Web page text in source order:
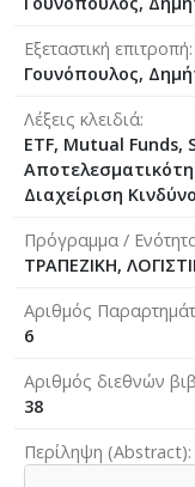
Εξεταστική επιτροπή
Γουνόπουλος,
Λέξεις κλειδιά
ETF, Mutual Funds,
Διαχείριση
Πρόγραμμα /
ΤΡΑΠΕΖΙΚΗ,
Αριθμός
6
Αριθμός διεθνών
38
Περίληψη (Abstract)